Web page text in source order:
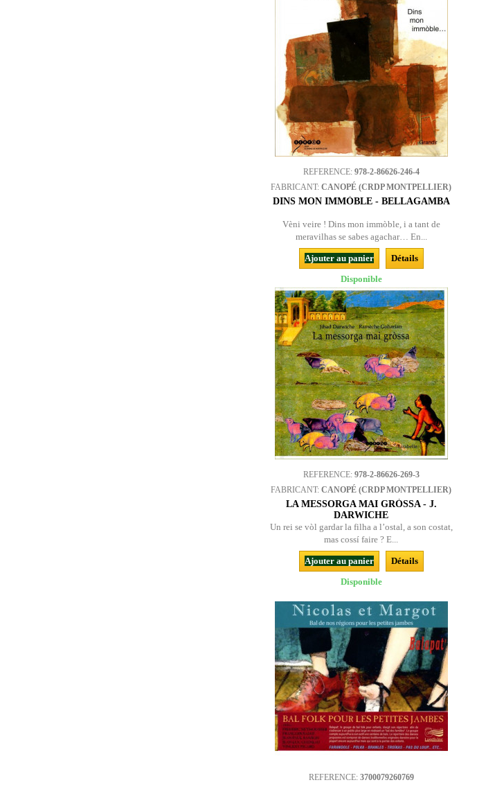
REFERENCE: 978-2-86626-246-4
FABRICANT:CANOPÉ (CRDP MONTPELLIER)
DINS MON IMMÒBLE - BELLAGAMBA
Vèni veire ! Dins mon immòble, i a tant de
meravilhas se sabes agachar… En...
Ajouter au panier
Détails
Disponible
REFERENCE: 978-2-86626-269-3
FABRICANT:CANOPÉ (CRDP MONTPELLIER)
LA MESSORGA MAI GRÒSSA - J.
DARWICHE
Un rei se vòl gardar la filha a l’ostal, a son costat,
mas cossí faire ? E...
Ajouter au panier
Détails
Disponible
REFERENCE: 3700079260769